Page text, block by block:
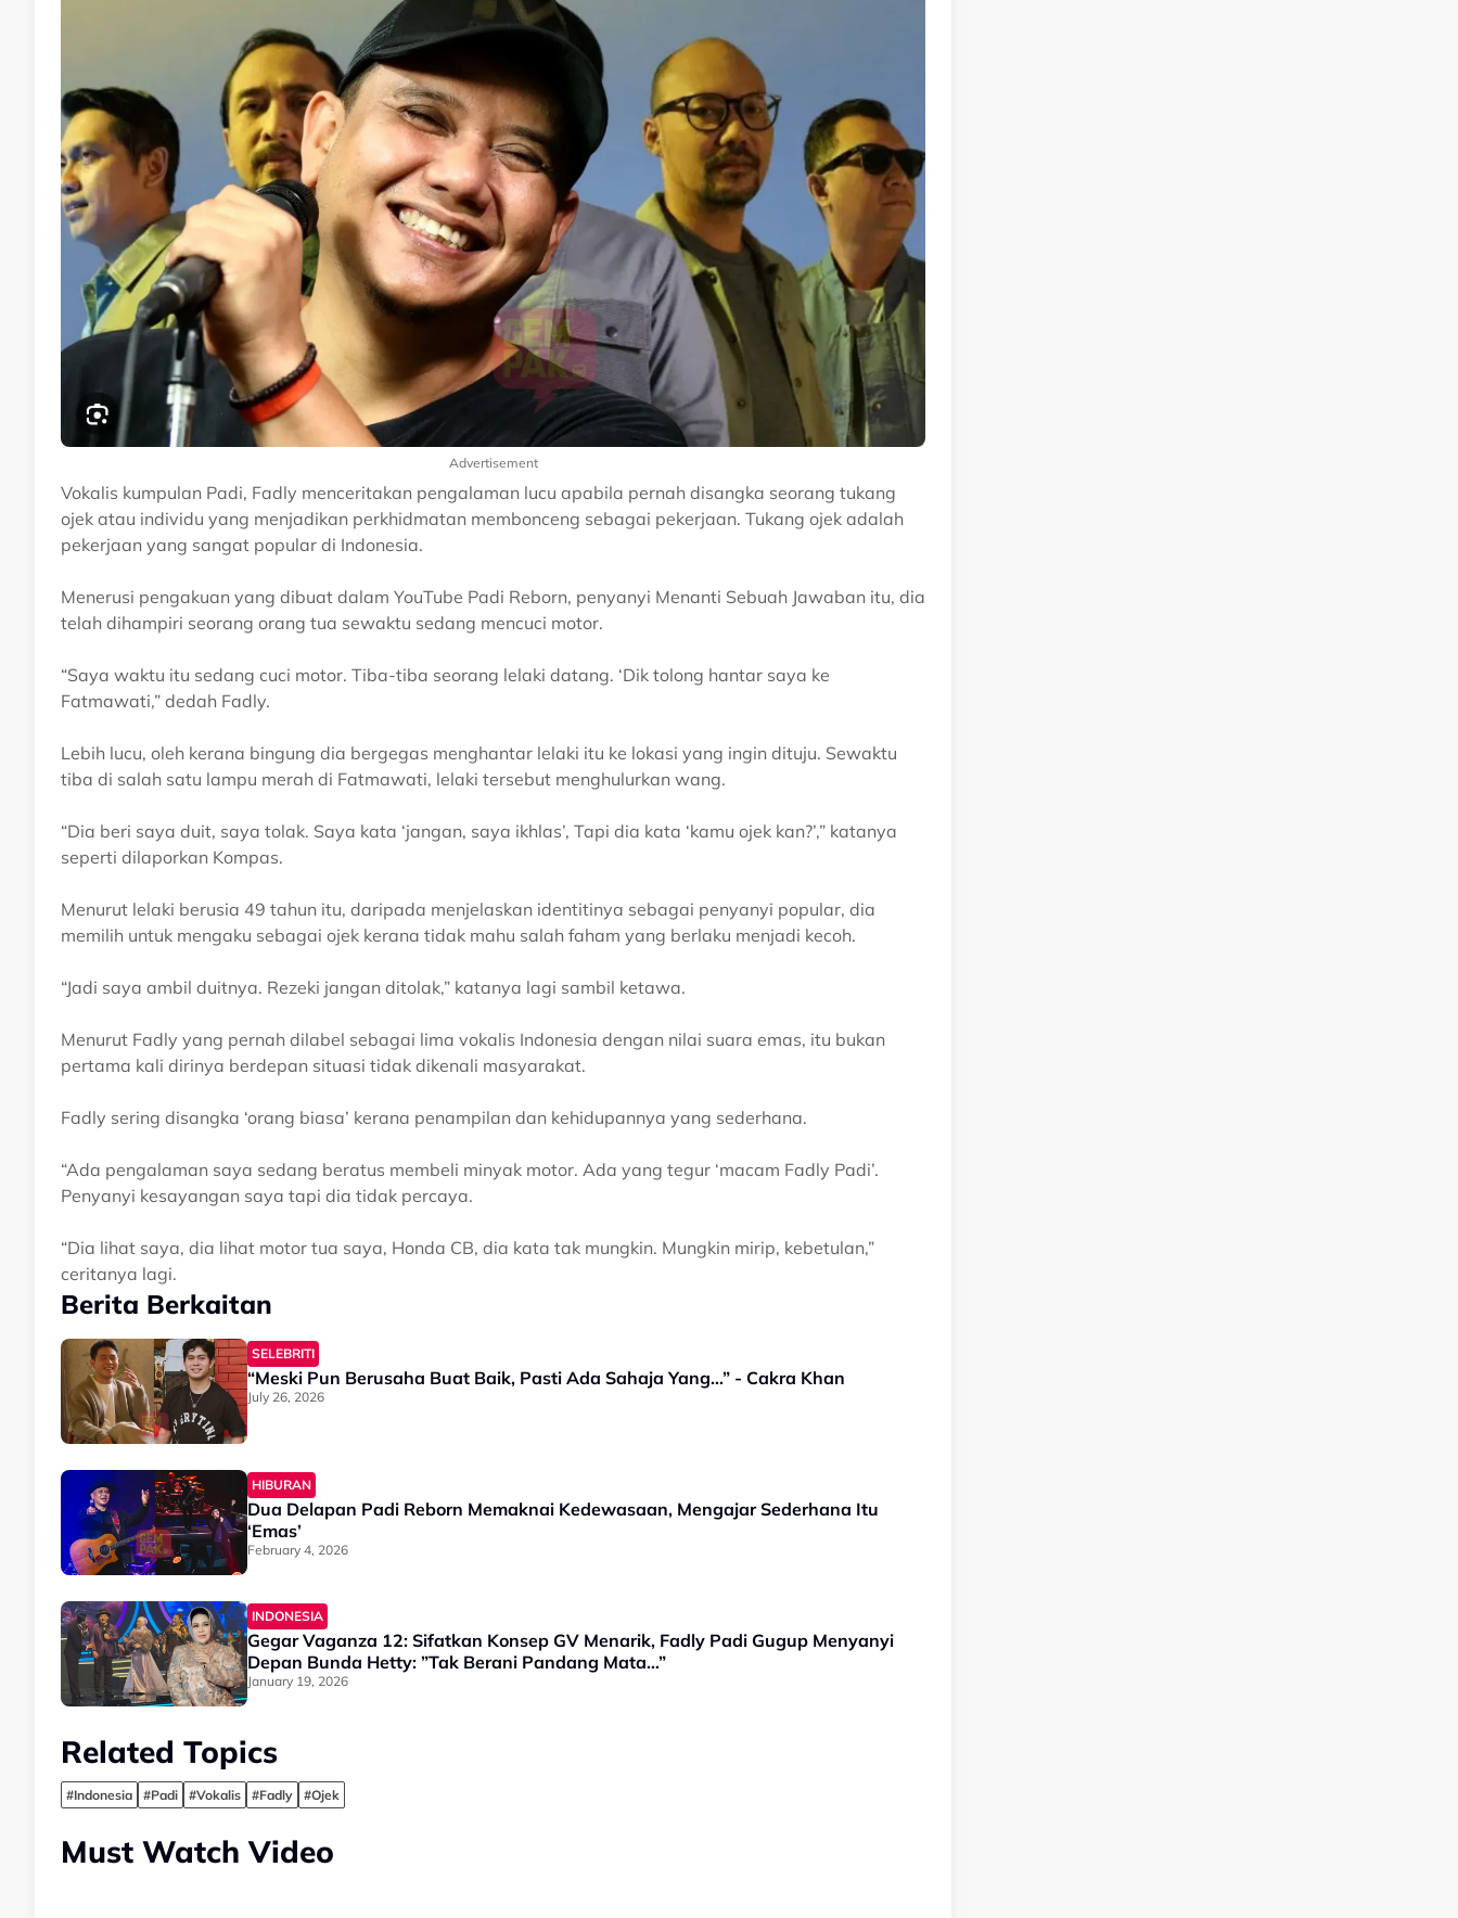
Advertisement
Vokalis kumpulan Padi, Fadly menceritakan pengalaman lucu apabila pernah disangka seorang tukang
ojek atau individu yang menjadikan perkhidmatan membonceng sebagai pekerjaan. Tukang ojek adalah
pekerjaan yang sangat popular di Indonesia.
Menerusi pengakuan yang dibuat dalam YouTube Padi Reborn, penyanyi Menanti Sebuah Jawaban itu, dia
telah dihampiri seorang orang tua sewaktu sedang mencuci motor.
“Saya waktu itu sedang cuci motor. Tiba-tiba seorang lelaki datang. ‘Dik tolong hantar saya ke
Fatmawati,” dedah Fadly.
Lebih lucu, oleh kerana bingung dia bergegas menghantar lelaki itu ke lokasi yang ingin dituju. Sewaktu
tiba di salah satu lampu merah di Fatmawati, lelaki tersebut menghulurkan wang.
“Dia beri saya duit, saya tolak. Saya kata ‘jangan, saya ikhlas’, Tapi dia kata ‘kamu ojek kan?’,” katanya
seperti dilaporkan Kompas.
Menurut lelaki berusia 49 tahun itu, daripada menjelaskan identitinya sebagai penyanyi popular, dia
memilih untuk mengaku sebagai ojek kerana tidak mahu salah faham yang berlaku menjadi kecoh.
“Jadi saya ambil duitnya. Rezeki jangan ditolak,” katanya lagi sambil ketawa.
Menurut Fadly yang pernah dilabel sebagai lima vokalis Indonesia dengan nilai suara emas, itu bukan
pertama kali dirinya berdepan situasi tidak dikenali masyarakat.
Fadly sering disangka ‘orang biasa’ kerana penampilan dan kehidupannya yang sederhana.
“Ada pengalaman saya sedang beratus membeli minyak motor. Ada yang tegur ‘macam Fadly Padi’.
Penyanyi kesayangan saya tapi dia tidak percaya.
“Dia lihat saya, dia lihat motor tua saya, Honda CB, dia kata tak mungkin. Mungkin mirip, kebetulan,”
ceritanya lagi.
Berita Berkaitan
SELEBRITI
“Meski Pun Berusaha Buat Baik, Pasti Ada Sahaja Yang…” - Cakra Khan
July 26, 2026
HIBURAN
Dua Delapan Padi Reborn Memaknai Kedewasaan, Mengajar Sederhana Itu
‘Emas’
February 4, 2026
INDONESIA
Gegar Vaganza 12: Sifatkan Konsep GV Menarik, Fadly Padi Gugup Menyanyi
Depan Bunda Hetty: ”Tak Berani Pandang Mata…”
January 19, 2026
Related Topics
#Indonesia #Padi #Vokalis #Fadly #Ojek
Must Watch Video